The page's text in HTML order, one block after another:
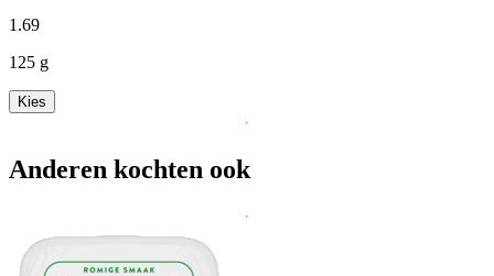
1 .69
125 g
Kies
Anderen kochten ook